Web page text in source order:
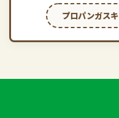
プロパンガス